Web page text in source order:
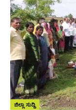
ಜಿಲ್ಲಾ ಸುದ್ದಿ